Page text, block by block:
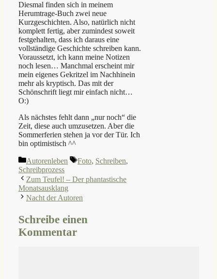
Diesmal finden sich in meinem
Herumtrage-Buch zwei neue
Kurzgeschichten. Also, natürlich nicht
komplett fertig, aber zumindest soweit
festgehalten, dass ich daraus eine
vollständige Geschichte schreiben kann.
Voraussetzt, ich kann meine Notizen
noch lesen… Manchmal erscheint mir
mein eigenes Gekritzel im Nachhinein
mehr als kryptisch. Das mit der
Schönschrift liegt mir einfach nicht…
O:)
Als nächstes fehlt dann „nur noch“ die
Zeit, diese auch umzusetzen. Aber die
Sommerferien stehen ja vor der Tür. Ich
bin optimistisch ^^
Kategorien
Autorenleben Schlagwörter
Foto, Schreiben,
Schreibprozess
Zum Teufel! – Der phantastische
Monatsausklang
Nacht der Autoren
Schreibe einen
Kommentar